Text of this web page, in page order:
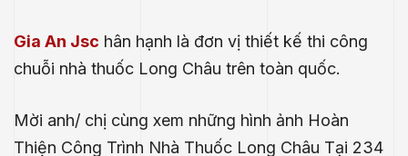
Gia An Jsc hân hạnh là đơn vị thiết kế thi công
chuỗi nhà thuốc Long Châu trên toàn quốc.
Mời anh/ chị cùng xem những hình ảnh Hoàn
Thiện Công Trình Nhà Thuốc Long Châu Tại 234